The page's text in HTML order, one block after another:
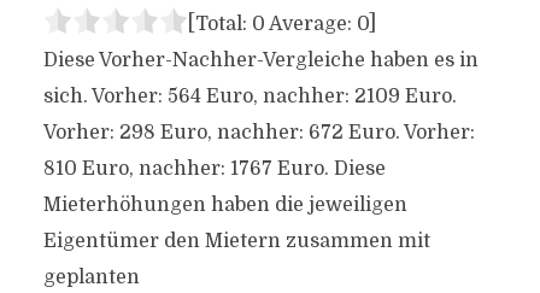
[Total: 0 Average: 0]
Diese Vorher-Nachher-Vergleiche haben es in
sich. Vorher: 564 Euro, nachher: 2109 Euro.
Vorher: 298 Euro, nachher: 672 Euro. Vorher:
810 Euro, nachher: 1767 Euro. Diese
Mieterhöhungen haben die jeweiligen
Eigentümer den Mietern zusammen mit
geplanten